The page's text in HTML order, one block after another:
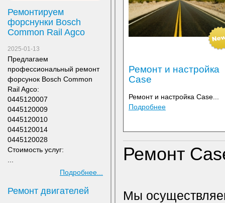
Ремонт и настройка
Case
Ремонт и настройка Case...
Подробнее
Ремонт
Мы
Ремонтируем
форснунки Bosch
Common Rail Agco
2025-01-13
Предлагаем
профессиональный ремонт
форсунок Bosch Common
Rail Agco:
0445120007
0445120009
0445120010
0445120014
0445120028
Стоимость услуг:
Подробнее...
Ремонт двигателей